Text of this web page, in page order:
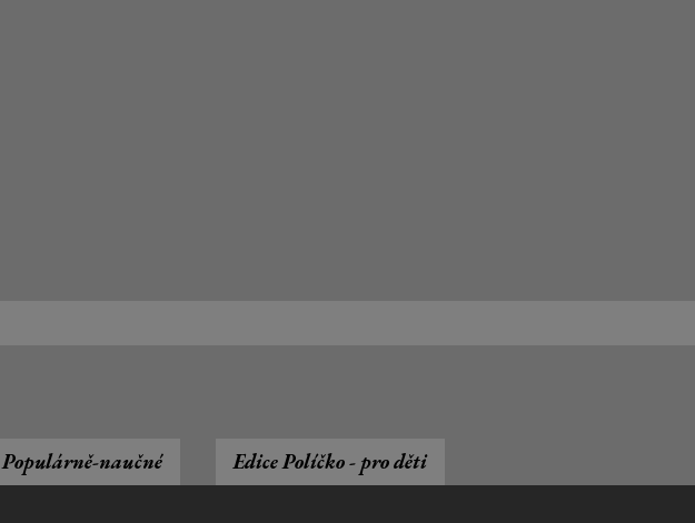
Populárně-naučné Edice Políčko - pro děti